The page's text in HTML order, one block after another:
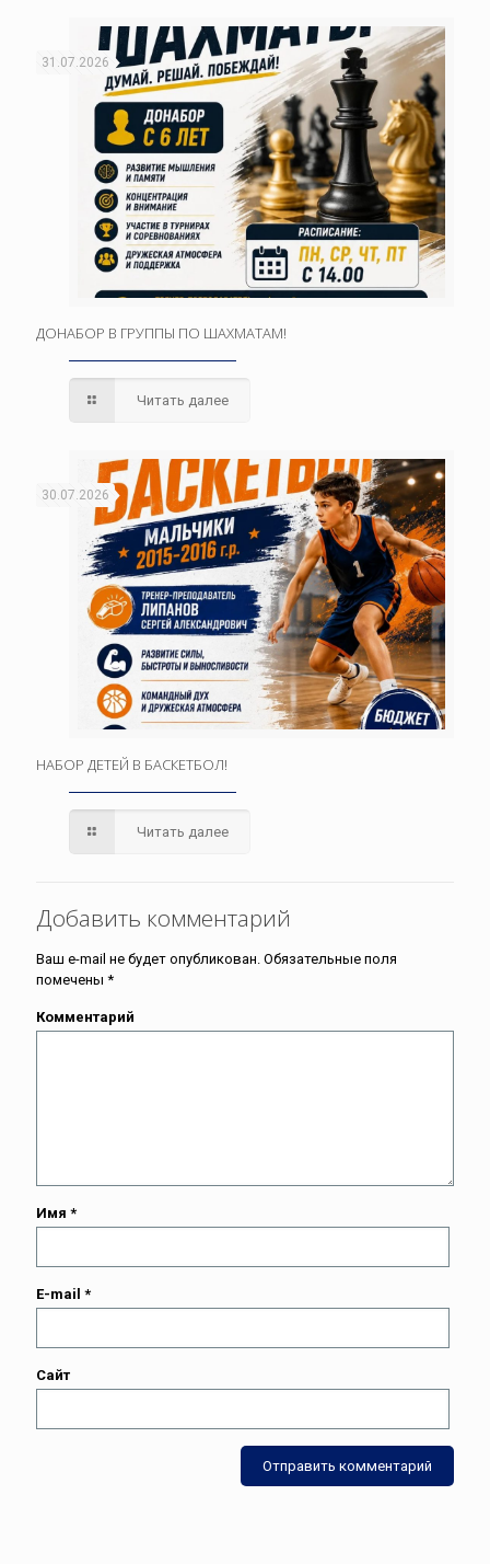
31.07.2026
ДОНАБОР В ГРУППЫ ПО ШАХМАТАМ!
Читать далее
30.07.2026
НАБОР ДЕТЕЙ В БАСКЕТБОЛ!
Читать далее
Добавить комментарий
Ваш e-mail не будет опубликован. Обязательные поля
помечены *
Комментарий
Имя *
E-mail *
Сайт